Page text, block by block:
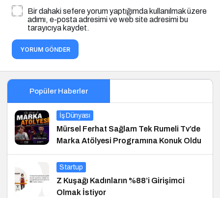
Bir dahaki sefere yorum yaptığımda kullanılmak üzere
adımı, e-posta adresimi ve web site adresimi bu
tarayıcıya kaydet.
YORUM GÖNDER
Popüler Haberler
İş Dünyası
Mürsel Ferhat Sağlam Tek Rumeli Tv’de
Marka Atölyesi Programına Konuk Oldu
Startup
Z Kuşağı Kadınların %88’i Girişimci
Olmak İstiyor